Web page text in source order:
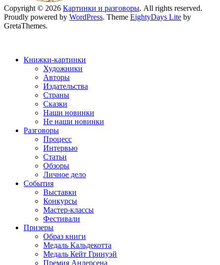
Copyright © 2026 Картинки и разговоры. All rights reserved.
Proudly powered by WordPress. Theme EightyDays Lite by
GretaThemes.
Книжки-картинки
Художники
Авторы
Издательства
Страны
Сказки
Наши новинки
Не наши новинки
Разговоры
Процесс
Интервью
Статьи
Обзоры
Личное дело
События
Выставки
Конкурсы
Мастер-классы
Фестивали
Призеры
Образ книги
Медаль Кальдекотта
Медаль Кейт Гринуэй
Премия Андерсена